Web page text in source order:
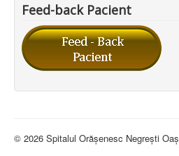
Feed-back Pacient
© 2026 Spitalul Orășenesc Negrești Oaș